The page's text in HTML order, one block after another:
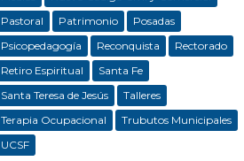
Pastoral
Patrimonio
Posadas
Psicopedagogía
Reconquista
Rectorado
Retiro Espiritual
Santa Fe
Santa Teresa de Jesús
Talleres
Terapia Ocupacional
Trubutos Municipales
UCSF